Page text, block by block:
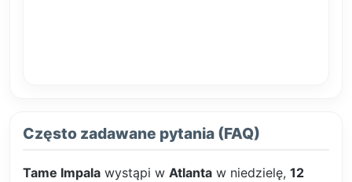
Często zadawane pytania (FAQ)
Tame Impala wystąpi w Atlanta w niedzielę, 12